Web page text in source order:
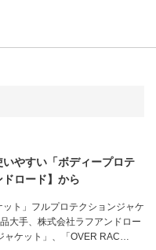
やすい「ボディープロテ
ロード】から
ト」フルプロテクションジャケ
大手、株式会社ラフアンドロー
ャケット」、「OVER RAC…